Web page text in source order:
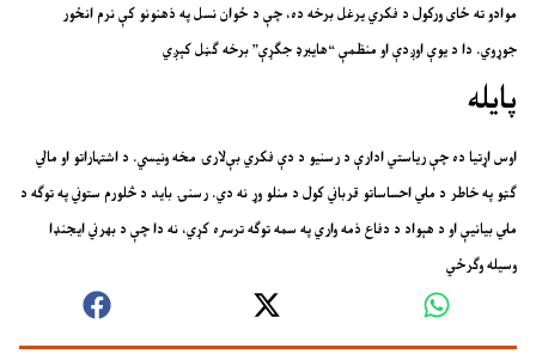
موادو ته ځای ورکول د فکري یرغل برخه ده، چې د ځوان نسل په ذهنونو کې نرم انځور
جوړوي. دا د یوې اوږدې او منظمې “هایبرډ جګړې” برخه ګڼل کېږي
پایله
اوس اړتیا ده چې ریاستي ادارې د رسنیو د دې فکري بې‌لارۍ مخه ونیسي. د اشتہاراتو او مالي
ګټو په خاطر د ملي احساساتو قرباني کول د منلو وړ نه دي. رسنۍ باید د څلورم ستوني په توګه د
ملي بیانیې او د هېواد د دفاع ذمه واري په سمه توګه ترسره کړي، نه دا چې د بهرني ایجنډا
وسیله وګرځي